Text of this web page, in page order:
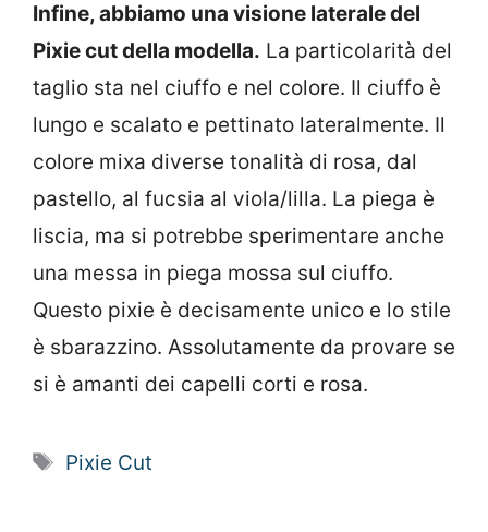
Infine, abbiamo una visione laterale del
Pixie cut della modella. La particolarità del
taglio sta nel ciuffo e nel colore. Il ciuffo è
lungo e scalato e pettinato lateralmente. Il
colore mixa diverse tonalità di rosa, dal
pastello, al fucsia al viola/lilla. La piega è
liscia, ma si potrebbe sperimentare anche
una messa in piega mossa sul ciuffo.
Questo pixie è decisamente unico e lo stile
è sbarazzino. Assolutamente da provare se
si è amanti dei capelli corti e rosa.
Tag
Pixie Cut